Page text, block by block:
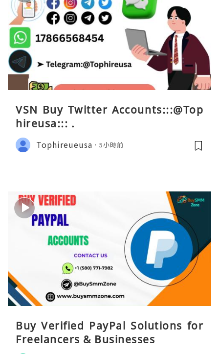
VSN Buy Twitter Accounts:::@Top
hireusa::: .
Tophireueusa 5小時前
Buy Verified PayPal Solutions for
Freelancers & Businesses